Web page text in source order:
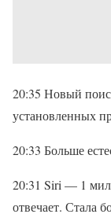
20:35 Новый
установленных
20:33 Больше
20:31 Siri — 1
отвечает. Стала